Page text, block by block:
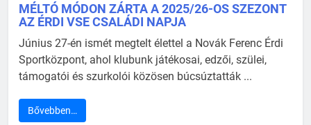
MÉLTÓ MÓDON ZÁRTA A 2025/26-OS SZEZONT
AZ ÉRDI VSE CSALÁDI NAPJA
Június 27-én ismét megtelt élettel a Novák Ferenc Érdi
Sportközpont, ahol klubunk játékosai, edzői, szülei,
támogatói és szurkolói közösen búcsúztatták ...
Bővebben…